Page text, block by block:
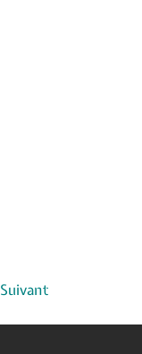
Suivant